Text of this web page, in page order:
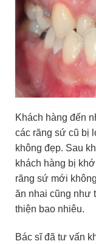
Khách hàng đến
các răng sứ cũ bị
không đẹp. Sau
khách hàng bị
răng sứ mới
ăn nhai cũng như
thiện bao nhiêu.
Bác sĩ đã tư vấn